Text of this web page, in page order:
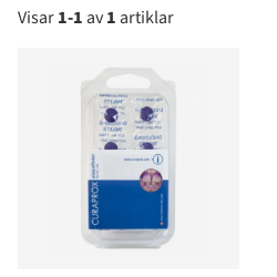
Visar1-1 av1 artiklar